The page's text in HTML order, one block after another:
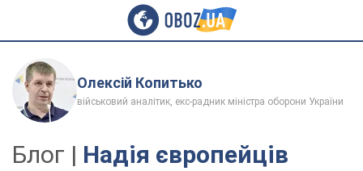
Олексій Копитько
військовий аналітик, екс-радник міністра оборони України
Блог | Надія європейців